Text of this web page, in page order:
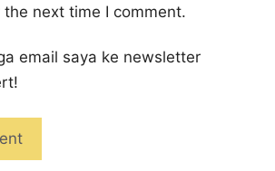
next time I comment.
email saya ke newsletter